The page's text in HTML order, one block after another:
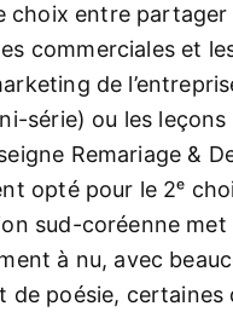
choix entre partager
commerciales et
de
série) ou les leçons
Remariage &
opté pour le 2ᵉ
sud-coréenne met
à nu, avec
de poésie, certaines